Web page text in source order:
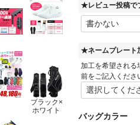
ブラック×
ホワイト
★レビュー投稿で
★ネームプレート
加工を希望される
前をご記入くださ
バッグカラー